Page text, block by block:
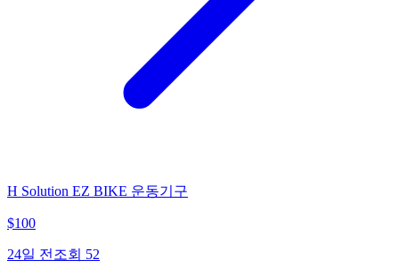
H Solution EZ BIKE 운동기구
$100
24일 전 조회 52